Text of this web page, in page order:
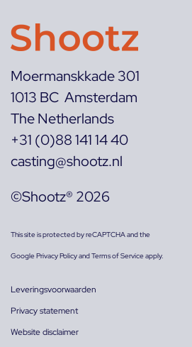
Moermanskkade 301
1013 BC Amsterdam
The Netherlands
+31 (0)88 141 14 40
casting@shootz.nl
©Shootz® 2026
This site is protected by reCAPTCHA and the
GooglePrivacy PolicyandTerms of Serviceapply.
Leveringsvoorwaarden
Privacy statement
Website disclaimer